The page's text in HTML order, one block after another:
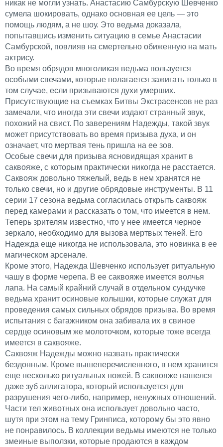
никак не могли узнать. Анастасию Самбурскую Шевченко
сумела шокировать, однако основная ее цель — это
помощь людям, а не шоу. Это ведьма доказала,
попытавшись изменить ситуацию в семье Анастасии
Самбурской, повлияв на смертельно обиженную на мать
актрису.
Во время обрядов многоликая ведьма пользуется
особыми свечами, которые полагается зажигать только в
том случае, если призываются духи умерших.
Присутствующие на съемках Битвы Экстрасенсов не раз
замечали, что иногда эти свечи издают странный звук,
похожий на свист. По заверениям Надежды, такой звук
может присутствовать во время призыва духа, и он
означает, что мертвая тень пришла на ее зов.
Особые свечи для призыва ясновидящая хранит в
саквояже, с которым практически никогда не расстается.
Саквояж довольно тяжелый, ведь в нем хранятся не
только свечи, но и другие обрядовые инструменты. В 11
серии 17 сезона ведьма согласилась открыть саквояж
перед камерами и рассказать о том, что имеется в нем.
Теперь зрителям известно, что у нее имеется черное
зеркало, необходимо для вызова мертвых теней. Его
Надежда еще никогда не использовала, это новинка в ее
магическом арсенале.
Кроме этого, Надежда Шевченко использует ритуальную
чашу в форме черепа. В ее саквояже имеется волчья
лапа. На самый крайний случай в отдельном сундучке
ведьма хранит осиновые колышки, которые служат для
проведения самых сильных обрядов призыва. Во время
испытания с багажником она забивала их в свиное
сердце осиновым же молоточком, которые тоже всегда
имеется в саквояже.
Саквояж Надежды можно назвать практически
бездонным. Кроме вышеперечисленного, в нем хранится
еще несколько ритуальных ножей. В саквояже нашелся
даже зуб аллигатора, который используется для
разрушения чего-либо, например, ненужных отношений.
Части тел животных она использует довольно часто,
шутя при этом на тему Гринписа, которому бы это явно
не понравилось. В коллекции ведьмы имеются не только
змеиные выползки, которые продаются в каждом